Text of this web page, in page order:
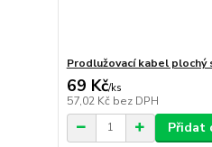
Prodlužovací kabel plochý
69 Kč/ks
57,02 Kč bez DPH
Přidat